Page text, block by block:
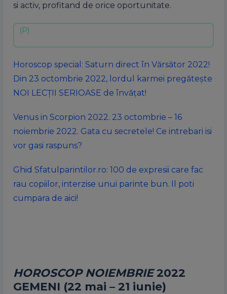
si activ, profitand de orice oportunitate.
Horoscop special: Saturn direct în Vărsător 2022!
Din 23 octombrie 2022, lordul karmei pregătește
NOI LECȚII SERIOASE de învățat!
Venus in Scorpion 2022. 23 octombrie – 16
noiembrie 2022. Gata cu secretele! Ce intrebari isi
vor gasi raspuns?
Ghid Sfatulparintilor.ro: 100 de expresii care fac
rau copiilor, interzise unui parinte bun. Il poti
cumpara de aici!
HOROSCOP NOIEMBRIE2022
GEMENI (22 mai – 21 iunie)